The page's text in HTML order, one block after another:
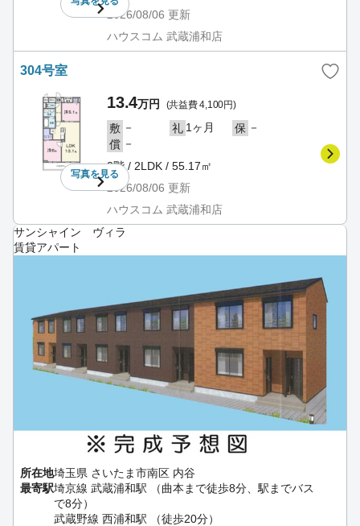
2026/08/06 更新
ハウスコム 武蔵浦和店
304号室
写真を見る
13.4万円 (共益費 4,100円)
敷 － 礼 1ヶ月 保 －
償 －
3階 / 2LDK / 55.17㎡
2026/08/06 更新
ハウスコム 武蔵浦和店
サンシャイン ヴィラ
賃貸アパート
所在地埼玉県 さいたま市南区 内谷
最寄駅埼京線 武蔵浦和駅 （曲本まで徒歩8分、駅までバス
で8分）
武蔵野線 西浦和駅 （徒歩20分）